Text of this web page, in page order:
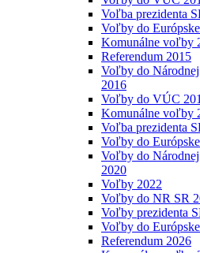
Voľba prezidenta
Voľby do
Komunálne voľby
Referendum 2015
Voľby do
2016
Voľby do VÚC
Komunálne voľby
Voľba prezidenta
Voľby do
Voľby do
2020
Voľby 2022
Voľby do NR SR
Voľby prezidenta
Voľby do
Referendum 2026